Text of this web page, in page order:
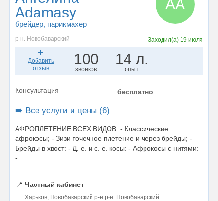
Adamasy
брейдер, парикмахер
АA
р-н. Новобаварский Заходил(а) 19 июля
Добавить
отзыв
100
звонков
14 л.
опыт
Консультация бесплатно
➡️ Все услуги и цены (6)
АФРОПЛЕТЕНИЕ ВСЕХ ВИДОВ: - Классические
афрокосы; - Зизи точечное плетение и через брейды; -
Брейды в хвост; - Д. е. и с. е. косы; - Афрокосы с нитями;
-...
📍 Частный кабинет
Харьков, Новобаварский р-н р-н. Новобаварский